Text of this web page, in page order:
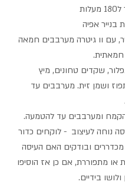
עם וו גיטרה מערבבים חמאה
חמאתית.
שקדים טחונים, מיץ
ושמן זית. מערבבים עד
נוחה לעיצוב  - לוקחים כדור
ובודקים האם העיסה
או מתפוררת, אם כן אז הוסיפו
בידיים.